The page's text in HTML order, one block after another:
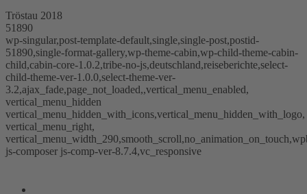
Tröstau 2018
51890
wp-singular,post-template-default,single,single-post,postid-
51890,single-format-gallery,wp-theme-cabin,wp-child-theme-cabin-
child,cabin-core-1.0.2,tribe-no-js,deutschland,reiseberichte,select-
child-theme-ver-1.0.0,select-theme-ver-
3.2,ajax_fade,page_not_loaded,,vertical_menu_enabled,
vertical_menu_hidden
vertical_menu_hidden_with_icons,vertical_menu_hidden_with_logo,
vertical_menu_right,
js-composer js-comp-ver-8.7.4,vc_responsive
Tröstau 2018